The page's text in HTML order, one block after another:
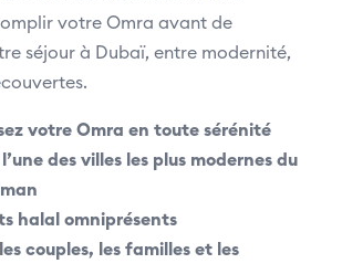
votre Omra avant de
séjour à Dubaï, entre modernité,
votre Omra en toute sérénité
des villes les plus modernes du
halal omniprésents
couples, les familles et les